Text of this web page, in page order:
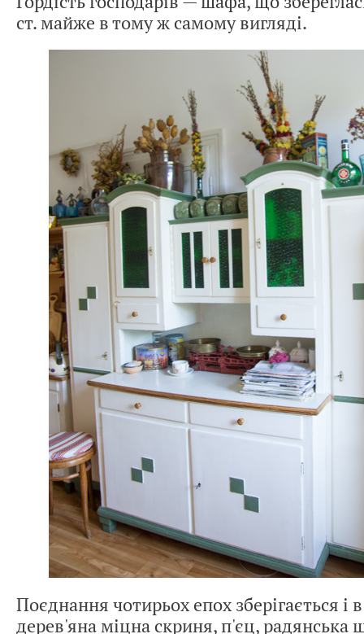
ст. майже в тому ж самому вигляді.
Поєднання чотирьох епох зберігається і
дерев'яна міцна скриня, п'єц, радянська